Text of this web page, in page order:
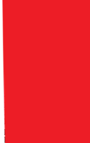
Pouzdro MEZZO s
bankovek; má speciální
řemínku jej můžete mít
Vzor na pouzdru
typu, nebyl malován ani
zajišťuje jeho trvanlivost,
pouzdra s jemnou,
Pouzdro má dvě kapsy
karty, tak bankovky.
pouzdra a umožňuje vám
kůže dodává pouzdru